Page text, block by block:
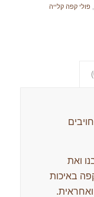
פולי קפה קלייה
ואת
באיכות